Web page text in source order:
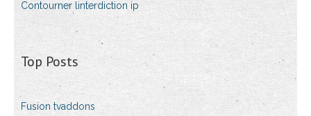
Contourner linterdiction ip
Top Posts
Fusion tvaddons